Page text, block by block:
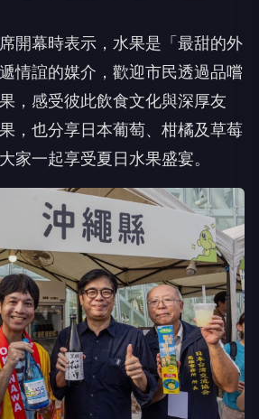
開幕時表示，水果是「最甜的外
情誼的媒介，歡迎市民透過品嚐
，感受彼此飲食文化與深厚友
，也分享日本葡萄、柑橘及草莓
家一起享受夏日水果盛宴。